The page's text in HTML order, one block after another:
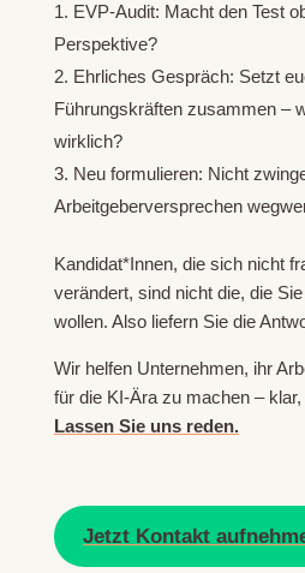
EVP-Audit: Macht den Test
Perspektive?
Ehrliches Gespräch: Setzt
Führungskräften zusammen –
wirklich?
Neu formulieren: Nicht
Arbeitgeberversprechen
Kandidat*Innen, die sich nicht
verändert, sind nicht die, die
wollen. Also liefern Sie die
Wir helfen Unternehmen, ihr
für die KI-Ära zu machen –
Lassen Sie uns reden.
Jetzt Kontakt